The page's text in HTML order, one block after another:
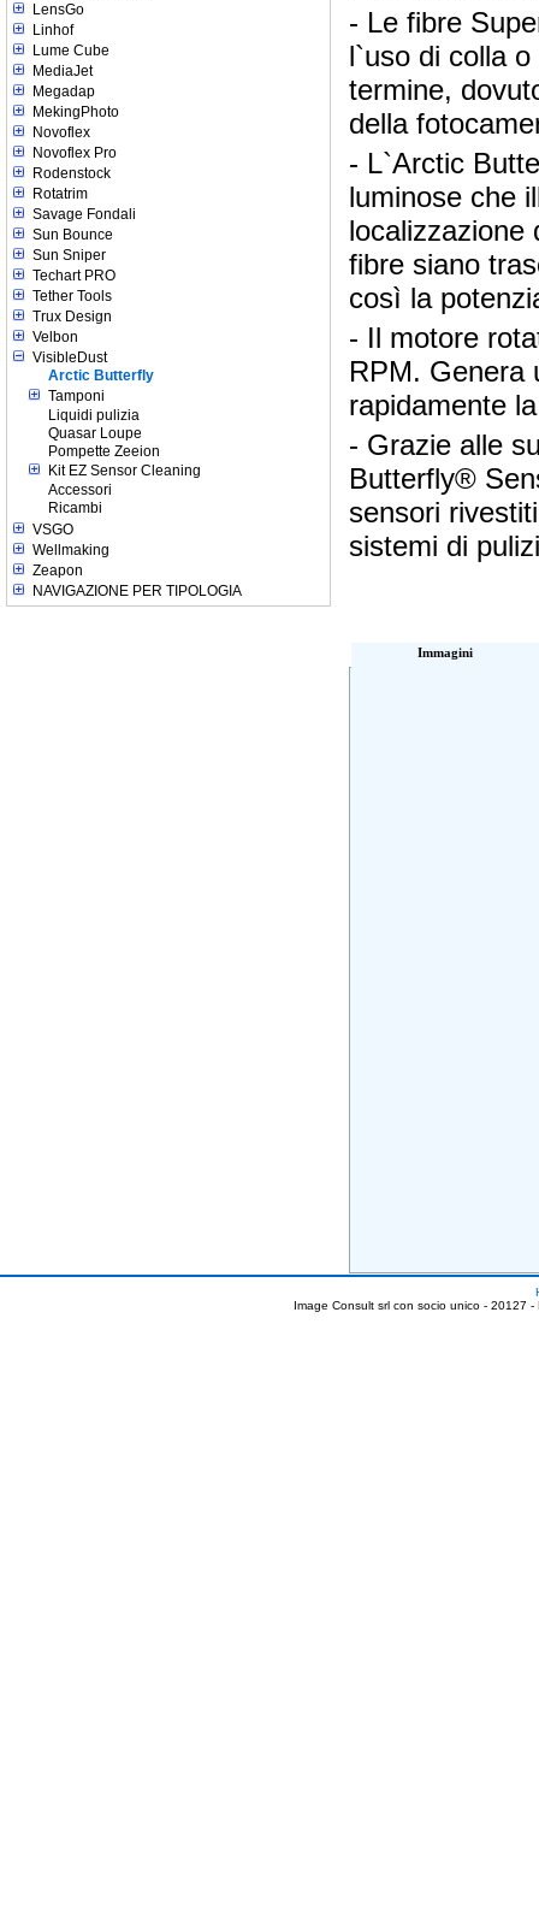
LensGo
Linhof
Lume Cube
MediaJet
Megadap
MekingPhoto
Novoflex
Novoflex Pro
Rodenstock
Rotatrim
Savage Fondali
Sun Bounce
Sun Sniper
Techart PRO
Tether Tools
Trux Design
Velbon
VisibleDust
Arctic Butterfly
Tamponi
Liquidi pulizia
Quasar Loupe
Pompette Zeeion
Kit EZ Sensor Cleaning
Accessori
Ricambi
VSGO
Wellmaking
Zeapon
NAVIGAZIONE PER TIPOLOGIA
- Le fibre
l`uso di colla
termine,
della
- L`Arctic
luminose che
localizzazione
fibre siano
così la
- Il motore
RPM. Genera
rapidamente
- Grazie alle
Butterfly®
sensori
sistemi di
Immagini
Image Consult srl con socio unico - 20127